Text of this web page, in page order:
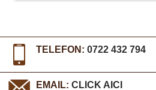
TELEFON: 0722 432 794
EMAIL: CLICK AICI